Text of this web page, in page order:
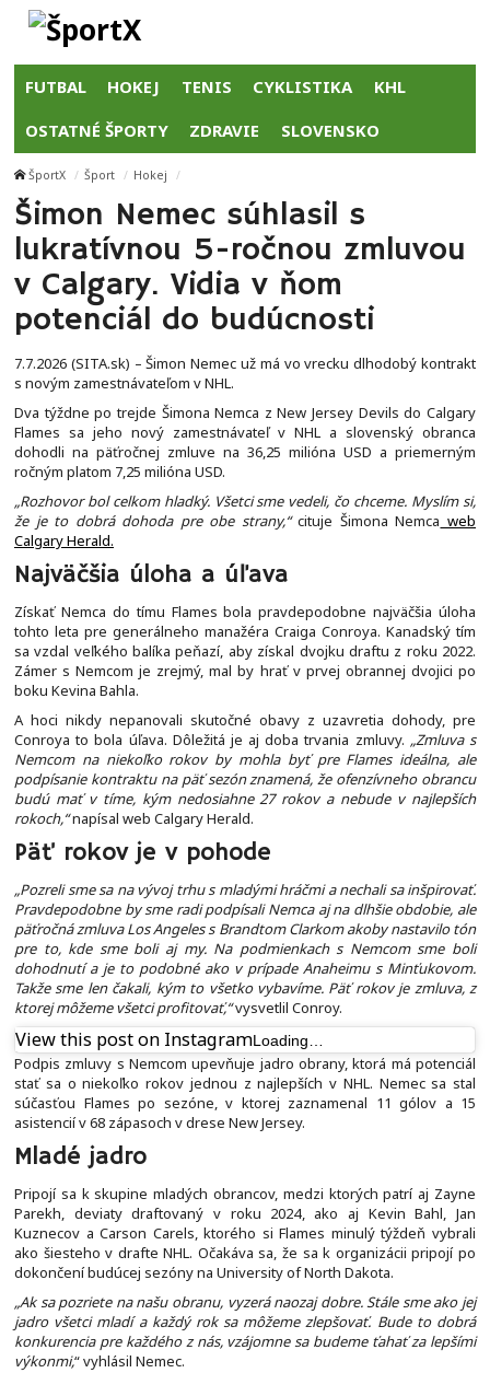
FUTBAL HOKEJ TENIS CYKLISTIKA KHL
OSTATNÉ ŠPORTY ZDRAVIE SLOVENSKO
ŠportX Šport Hokej
Šimon Nemec súhlasil s
lukratívnou 5-ročnou zmluvou
v Calgary. Vidia v ňom
potenciál do budúcnosti
7.7.2026 (SITA.sk) – Šimon Nemec už má vo vrecku dlhodobý kontrakt
s novým zamestnávateľom v NHL.
Dva týždne po trejde Šimona Nemca z New Jersey Devils do Calgary
Flames sa jeho nový zamestnávateľ v NHL a slovenský obranca
dohodli na päťročnej zmluve na 36,25 milióna USD a priemerným
ročným platom 7,25 milióna USD.
„Rozhovor bol celkom hladký. Všetci sme vedeli, čo chceme. Myslím si,
že je to dobrá dohoda pre obe strany,“cituje Šimona Nemca web
Calgary Herald.
Najväčšia úloha a úľava
Získať Nemca do tímu Flames bola pravdepodobne najväčšia úloha
tohto leta pre generálneho manažéra Craiga Conroya. Kanadský tím
sa vzdal veľkého balíka peňazí, aby získal dvojku draftu z roku 2022.
Zámer s Nemcom je zrejmý, mal by hrať v prvej obrannej dvojici po
boku Kevina Bahla.
A hoci nikdy nepanovali skutočné obavy z uzavretia dohody, pre
Conroya to bola úľava. Dôležitá je aj doba trvania zmluvy. „Zmluva s
Nemcom na niekoľko rokov by mohla byť pre Flames ideálna, ale
podpísanie kontraktu na päť sezón znamená, že ofenzívneho obrancu
budú mať v tíme, kým nedosiahne 27 rokov a nebude v najlepších
rokoch,“napísal web Calgary Herald.
Päť rokov je v pohode
„Pozreli sme sa na vývoj trhu s mladými hráčmi a nechali sa inšpirovať.
Pravdepodobne by sme radi podpísali Nemca aj na dlhšie obdobie, ale
päťročná zmluva Los Angeles s Brandtom Clarkom akoby nastavilo tón
pre to, kde sme boli aj my. Na podmienkach s Nemcom sme boli
dohodnutí a je to podobné ako v prípade Anaheimu s Minťukovom.
Takže sme len čakali, kým to všetko vybavíme. Päť rokov je zmluva, z
ktorej môžeme všetci profitovať,“vysvetlil Conroy.
View this post on InstagramLoading…
Podpis zmluvy s Nemcom upevňuje jadro obrany, ktorá má potenciál
stať sa o niekoľko rokov jednou z najlepších v NHL. Nemec sa stal
súčasťou Flames po sezóne, v ktorej zaznamenal 11 gólov a 15
asistencií v 68 zápasoch v drese New Jersey.
Mladé jadro
Pripojí sa k skupine mladých obrancov, medzi ktorých patrí aj Zayne
Parekh, deviaty draftovaný v roku 2024, ako aj Kevin Bahl, Jan
Kuznecov a Carson Carels, ktorého si Flames minulý týždeň vybrali
ako šiesteho v drafte NHL. Očakáva sa, že sa k organizácii pripojí po
dokončení budúcej sezóny na University of North Dakota.
„Ak sa pozriete na našu obranu, vyzerá naozaj dobre. Stále sme ako jej
jadro všetci mladí a každý rok sa môžeme zlepšovať. Bude to dobrá
konkurencia pre každého z nás, vzájomne sa budeme ťahať za lepšími
výkonmi,“ vyhlásil Nemec.